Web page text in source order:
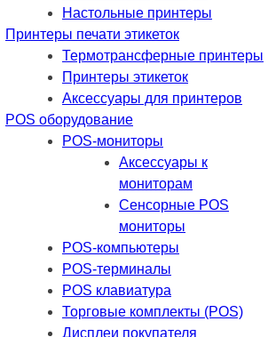
Настольные принтеры
Принтеры печати этикеток
Термотрансферные принтеры
Принтеры этикеток
Аксессуары для принтеров
POS оборудование
POS-мониторы
Аксессуары к
мониторам
Сенсорные POS
мониторы
POS-компьютеры
POS-терминалы
POS клавиатура
Торговые комплекты (POS)
Дисплеи покупателя